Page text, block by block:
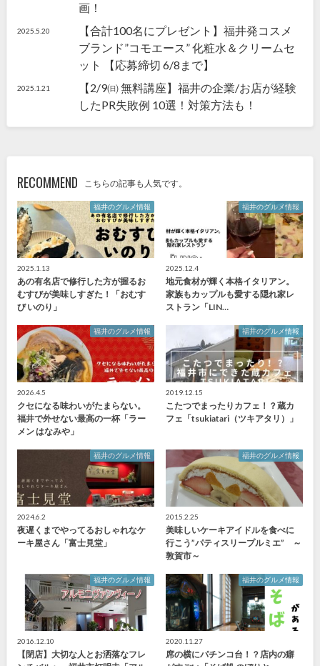
画！
2025.5.20
【合計100名にプレゼント】福井発コスメ
ブランド”コモエース” 化粧水＆クリームセ
ット 【応募締切 6/8まで】
2025.1.21
【2/9㈰ 無料講座】福井の企業/お店が経験
したPR失敗例 10選！対策方法も！
RECOMMEND こちらの記事も人気です。
福井のグルメ情報
2025.1.13
あの有名店で修行した方が握るお
むすびが美味しすぎた！「おむす
び いのり」
福井のグルメ情報
2025.12.4
地元食材が輝く本格イタリアン。
家族もカップルも愛する隠れ家レ
ストラン「LIN…
福井のグルメ情報
2026.4.5
クセになる味わいがたまらない。
福井で外せない最高の一杯「ラー
メン はなみや」
福井のグルメ情報
2019.12.15
こたつでまったりカフェ！？蔵カ
フェ「tsukiatari（ツキアタリ）」
福井のグルメ情報
2024.6.2
夜遅くまでやってるおしゃれなケ
ーキ屋さん「富士見堂」
福井のグルメ情報
2015.2.25
美味しいケーキアイドルを食べに
行こう”パティスリープルミエ” ～
敦賀市～
福井のグルメ情報
2016.12.10
【閉店】大切な人とお洒落なフレ
福井のグルメ情報
2020.11.27
席の横にパチンコ台！？店内の癖